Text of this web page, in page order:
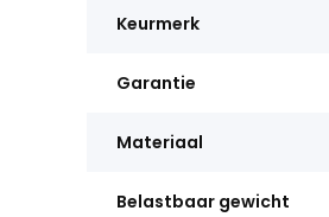
Keurmerk
Garantie
Materiaal
Belastbaar gewicht